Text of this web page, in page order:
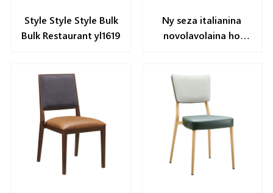
Style Style Style Bulk
Bulk Restaurant yl1619
Ny seza italianina
novolavolaina ho
Wholesale yl1645